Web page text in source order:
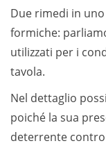
Due rimedi in
formiche:
utilizzati per i
tavola.
Nel dettaglio
poiché la sua
deterrente